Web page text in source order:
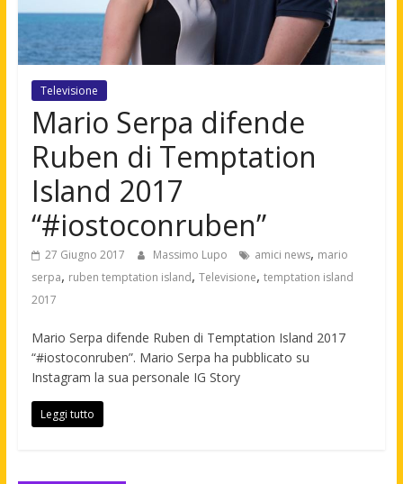
Televisione
Mario Serpa difende
Ruben di Temptation
Island 2017
“#iostoconruben”
27 Giugno 2017 Massimo Lupo amici news, mario
serpa, ruben temptation island, Televisione, temptation island
2017
Mario Serpa difende Ruben di Temptation Island 2017
“#iostoconruben”. Mario Serpa ha pubblicato su
Instagram la sua personale IG Story
Leggi tutto